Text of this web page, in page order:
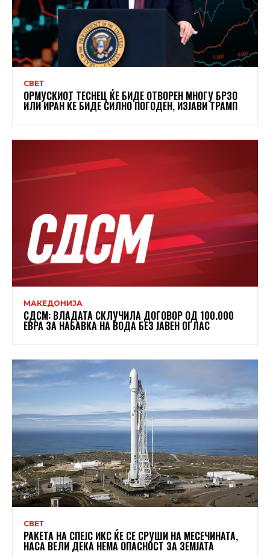
СВЕТ
ОРМУСКИОТ ТЕСНЕЦ ЌЕ БИДЕ ОТВОРЕН МНОГУ БРЗО
ИЛИ ИРАН ЌЕ БИДЕ СИЛНО ПОГОДЕН, ИЗЈАВИ ТРАМП
МАКЕДОНИЈА
СДСМ: ВЛАДАТА СКЛУЧИЛА ДОГОВОР ОД 100.000
ЕВРА ЗА НАБАВКА НА ВОДА БЕЗ ЈАВЕН ОГЛАС
СВЕТ
РАКЕТА НА СПЕЈС ИКС ЌЕ СЕ СРУШИ НА МЕСЕЧИНАТА,
НАСА ВЕЛИ ДЕКА НЕМА ОПАСНОСТ ЗА ЗЕМЈАТА